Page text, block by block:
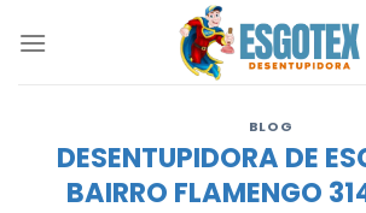
BLOG
DESENTUPIDORA DE
BAIRRO FLAMENGO